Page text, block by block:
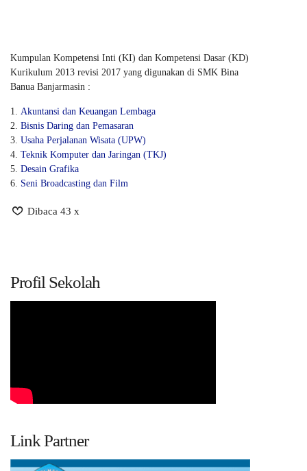
Kumpulan Kompetensi Inti (KI) dan Kompetensi Dasar (KD)
Kurikulum 2013 revisi 2017 yang digunakan di SMK Bina
Banua Banjarmasin :
Akuntansi dan Keuangan Lembaga
Bisnis Daring dan Pemasaran
Usaha Perjalanan Wisata (UPW)
Teknik Komputer dan Jaringan (TKJ)
Desain Grafika
Seni Broadcasting dan Film
Dibaca 43 x
Profil Sekolah
Link Partner